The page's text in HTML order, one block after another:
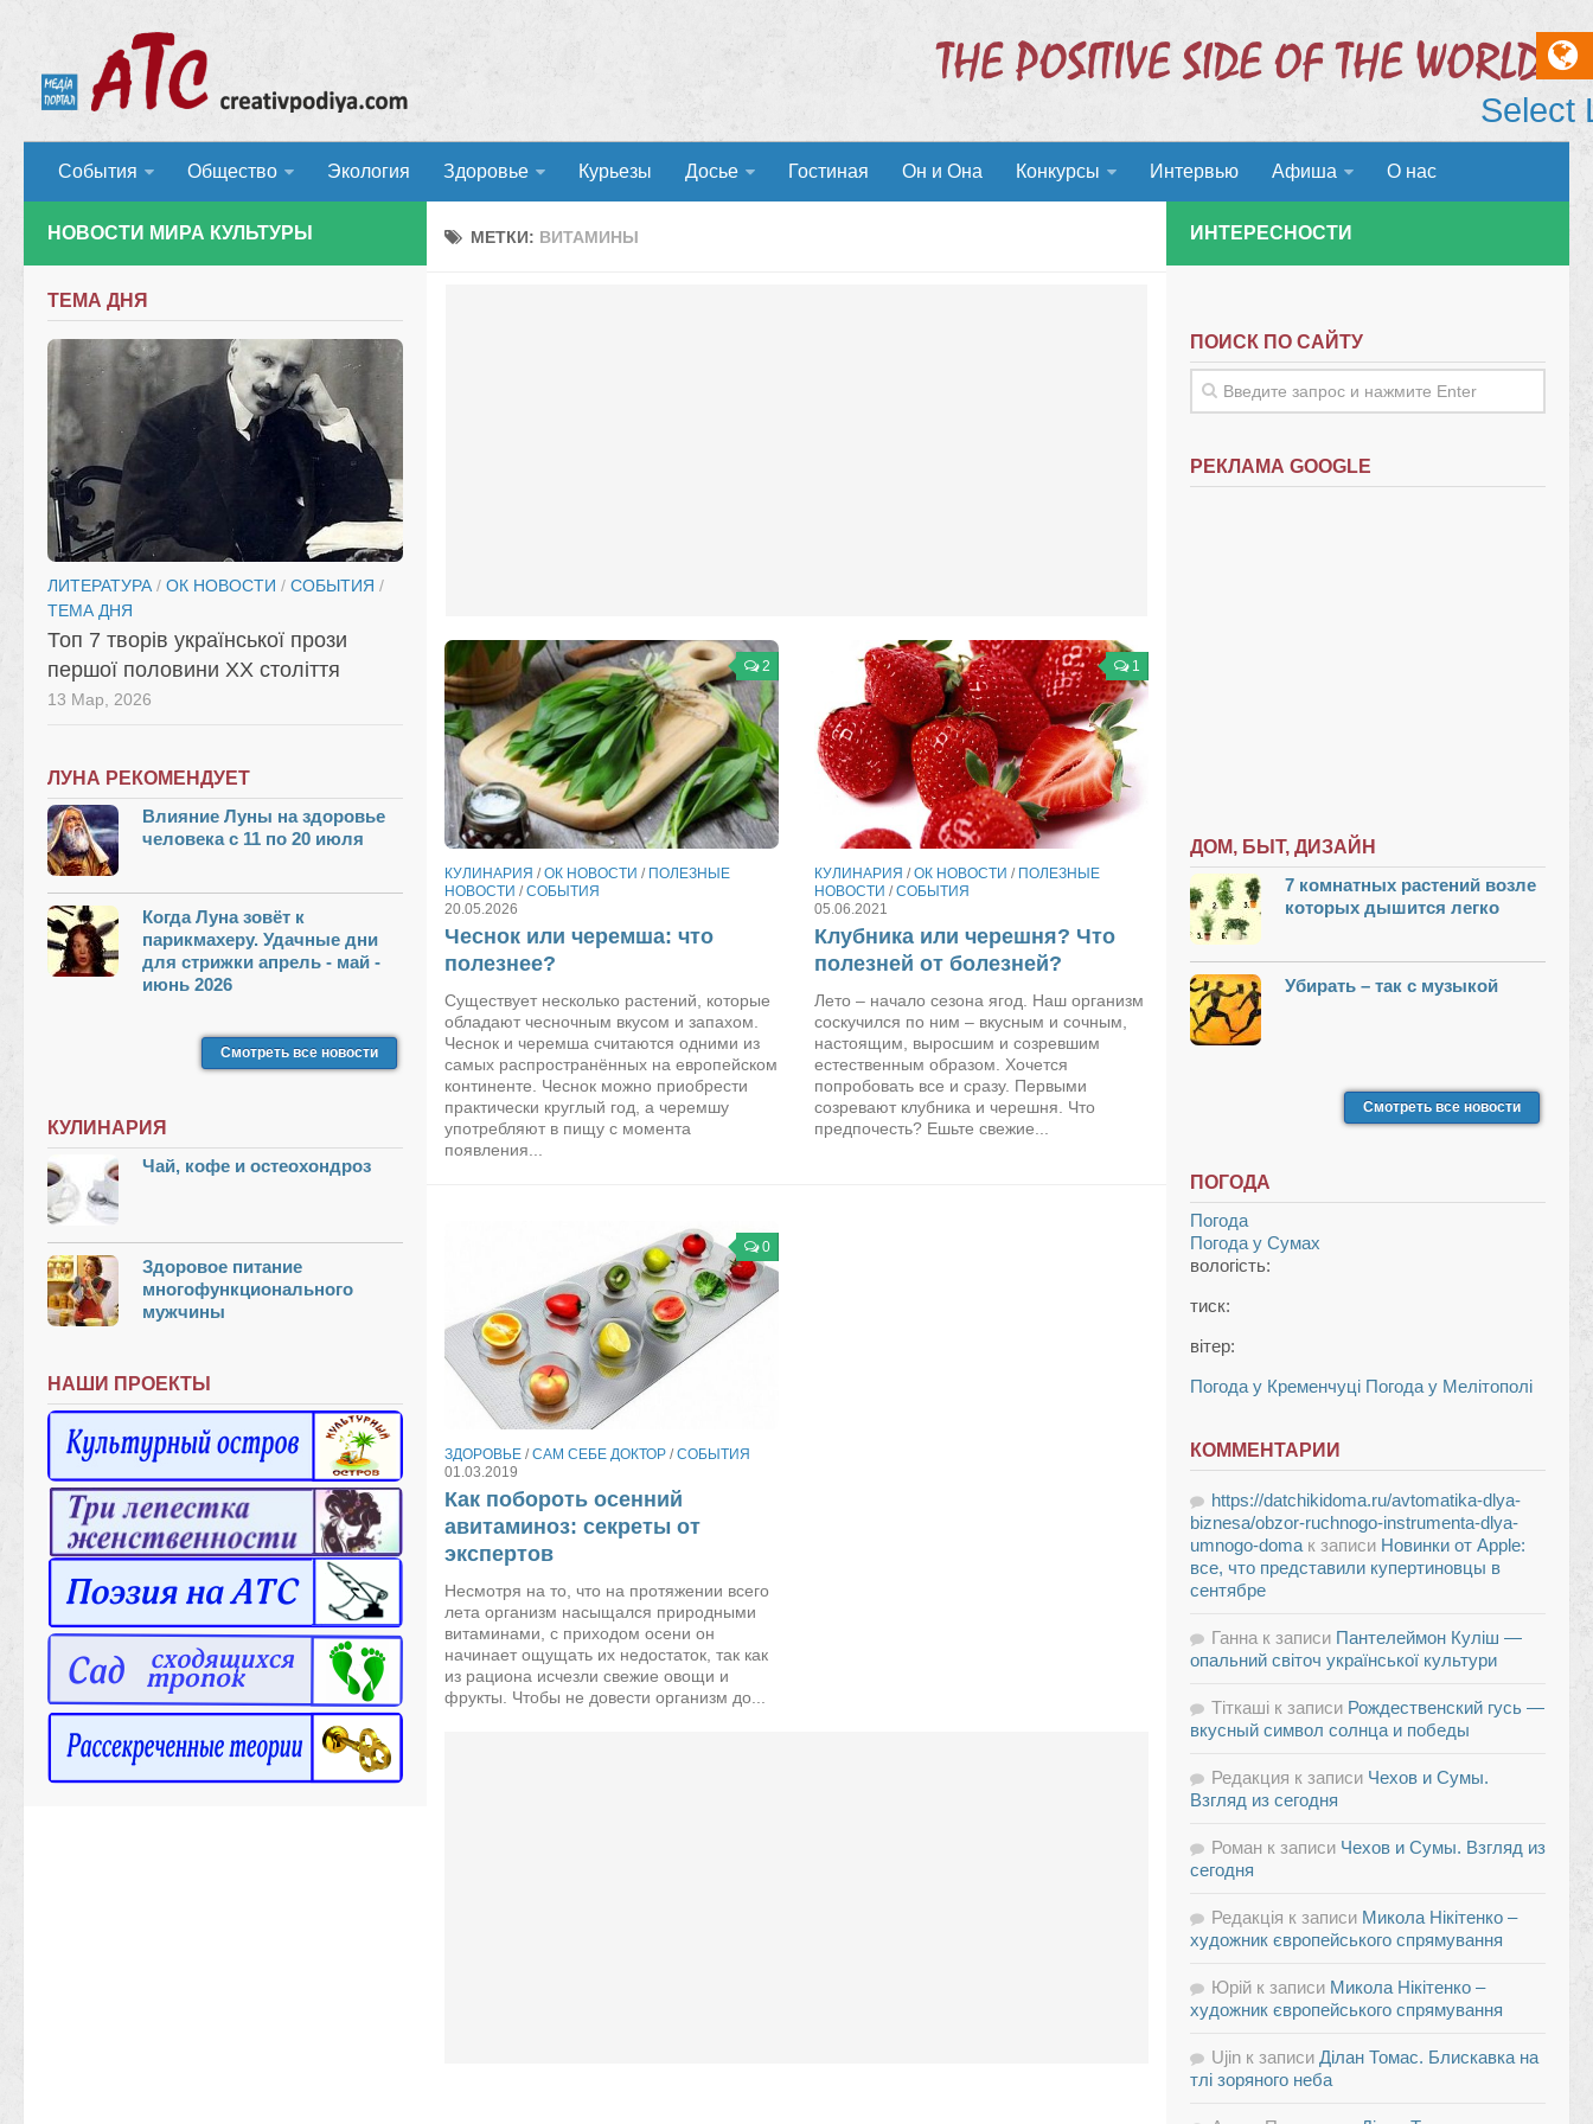
События Общество Экология Здоровье Курьезы Досье Гостиная Он и Она Конкурсы Интервью Афиша О нас
МЕТКИ: ВИТАМИНЫ
2
КУЛИНАРИЯ /ОК НОВОСТИ / ПОЛЕЗНЫЕ
НОВОСТИ /СОБЫТИЯ
20.05.2026
Чеснок или черемша: что
полезнее?
Существует несколько растений, которые
обладают чесночным вкусом и запахом.
Чеснок и черемша считаются одними из
самых распространённых на европейском
континенте. Чеснок можно приобрести
практически круглый год, а черемшу
употребляют в пищу с момента
появления...
1
КУЛИНАРИЯ /ОК НОВОСТИ / ПОЛЕЗНЫЕ
НОВОСТИ /СОБЫТИЯ
05.06.2021
Клубника или черешня? Что
полезней от болезней?
Лето – начало сезона ягод. Наш организм
соскучился по ним – вкусным и сочным,
настоящим, выросшим и созревшим
естественным образом. Хочется
попробовать все и сразу. Первыми
созревают клубника и черешня. Что
предпочесть? Ешьте свежие...
0
ЗДОРОВЬЕ /САМ СЕБЕ ДОКТОР /СОБЫТИЯ
01.03.2019
Как побороть осенний
авитаминоз: секреты от
экспертов
Несмотря на то, что на протяжении всего
лета организм насыщался природными
витаминами, с приходом осени он
начинает ощущать их недостаток, так как
из рациона исчезли свежие овощи и
фрукты. Чтобы не довести организм до...
НОВОСТИ МИРА КУЛЬТУРЫ
ТЕМА ДНЯ
ЛИТЕРАТУРА / ОК НОВОСТИ / СОБЫТИЯ /
ТЕМА ДНЯ
Топ 7 творів української прози
першої половини XX століття
13 Мар, 2026
ЛУНА РЕКОМЕНДУЕТ
Влияние Луны на здоровье
человека с 11 по 20 июля
Когда Луна зовёт к
парикмахеру. Удачные дни
для стрижки апрель - май -
июнь 2026
Смотреть все новости
КУЛИНАРИЯ
Чай, кофе и остеохондроз
Здоровое питание
многофункционального
мужчины
НАШИ ПРОЕКТЫ
ИНТЕРЕСНОСТИ
ПОИСК ПО САЙТУ
РЕКЛАМА GOOGLE
ДОМ, БЫТ, ДИЗАЙН
7 комнатных растений возле
которых дышится легко
Убирать – так с музыкой
Смотреть все новости
ПОГОДА
Погода
Погода у Сумах
вологість:
тиск:
вітер:
Погода у Кременчуці Погода у Мелітополі
КОММЕНТАРИИ
https://datchikidoma.ru/avtomatika-dlya-
biznesa/obzor-ruchnogo-instrumenta-dlya-
umnogo-doma к записи Новинки от Apple:
все, что представили купертиновцы в
сентябре
Ганна к записи Пантелеймон Куліш —
опальний світоч української культури
Тіткаші к записи Рождественский гусь —
вкусный символ солнца и победы
Редакция к записи Чехов и Сумы.
Взгляд из сегодня
Роман к записи Чехов и Сумы. Взгляд из
сегодня
Редакція к записи Микола Нікітенко –
художник європейського спрямування
Юрій к записи Микола Нікітенко –
художник європейського спрямування
Ujin к записи Ділан Томас. Блискавка на
тлі зоряного неба
Select